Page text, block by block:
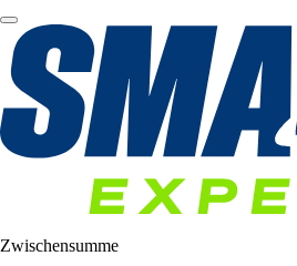
Zwischensumme